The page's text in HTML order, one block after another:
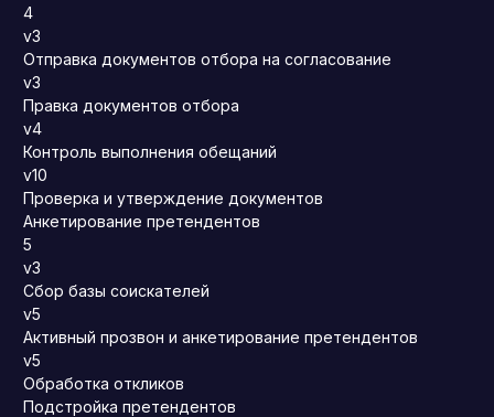
4
v3
Отправка документов отбора на согласование
v3
Правка документов отбора
v4
Контроль выполнения обещаний
v10
Проверка и утверждение документов
Анкетирование претендентов
5
v3
Сбор базы соискателей
v5
Активный прозвон и анкетирование претендентов
v5
Обработка откликов
Подстройка претендентов